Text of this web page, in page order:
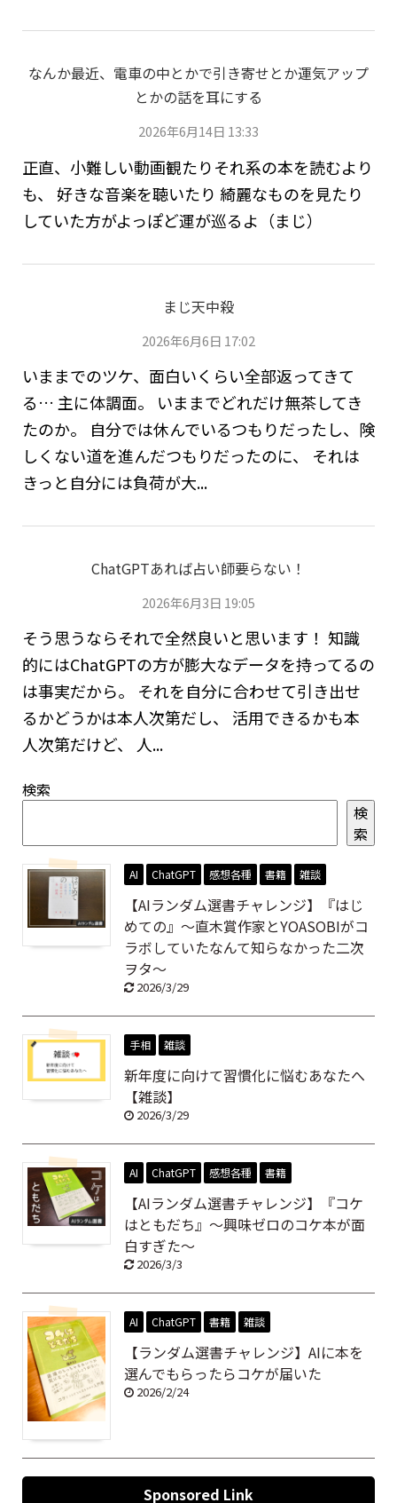
なんか最近、電車の中とかで引き寄せとか運気アップ
とかの話を耳にする
2026年6月14日 13:33
正直、小難しい動画観たりそれ系の本を読むより
も、 好きな音楽を聴いたり 綺麗なものを見たり
していた方がよっぽど運が巡るよ（まじ）
まじ天中殺
2026年6月6日 17:02
いままでのツケ、面白いくらい全部返ってきて
る… 主に体調面。 いままでどれだけ無茶してき
たのか。 自分では休んでいるつもりだったし、険
しくない道を進んだつもりだったのに、 それは
きっと自分には負荷が大...
ChatGPTあれば占い師要らない！
2026年6月3日 19:05
そう思うならそれで全然良いと思います！ 知識
的にはChatGPTの方が膨大なデータを持ってるの
は事実だから。 それを自分に合わせて引き出せ
るかどうかは本人次第だし、 活用できるかも本
人次第だけど、 人...
検索
検
索
AI ChatGPT 感想各種 書籍 雑談
【AIランダム選書チャレンジ】『はじ
めての』～直木賞作家とYOASOBIがコ
ラボしていたなんて知らなかった二次
ヲタ～
2026/3/29
手相 雑談
新年度に向けて習慣化に悩むあなたへ
【雑談】
2026/3/29
AI ChatGPT 感想各種 書籍
【AIランダム選書チャレンジ】『コケ
はともだち』～興味ゼロのコケ本が面
白すぎた～
2026/3/3
AI ChatGPT 書籍 雑談
【ランダム選書チャレンジ】AIに本を
選んでもらったらコケが届いた
2026/2/24
Sponsored Link